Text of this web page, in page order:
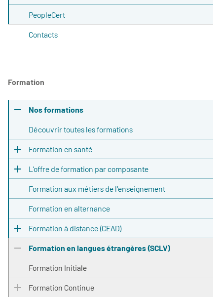
PeopleCert
Contacts
Formation
Nos formations
Découvrir toutes les formations
Formation en santé
L'offre de formation par composante
Formation aux métiers de l'enseignement
Formation en alternance
Formation à distance (CEAD)
Formation en langues étrangères (SCLV)
Formation Initiale
Formation Continue